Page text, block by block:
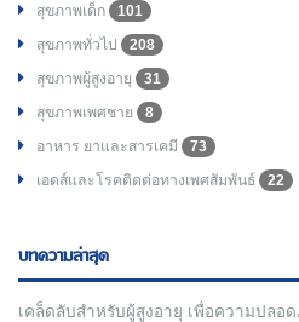
สุขภาพเด็ก
101
สุขภาพทั่วไป
208
สุขภาพผู้สูงอายุ
31
สุขภาพเพศชาย
8
อาหาร ยาและสารเคมี
73
เอดส์และโรคติดต่อทางเพศสัมพันธ์
22
บทความล่าสุด
เคล็ดลับสำหรับผู้สูงอายุ เพื่อความปลอ